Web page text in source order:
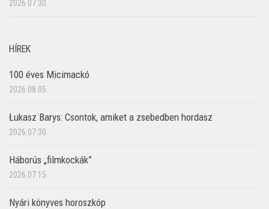
2026.07.30.
HÍREK
100 éves Micimackó
2026.08.05.
Łukasz Barys: Csontok, amiket a zsebedben hordasz
2026.07.30.
Háborús „filmkockák”
2026.07.15.
Nyári könyves horoszkóp